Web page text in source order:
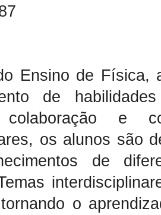
Ensino de Física,
de
colaboração e
os alunos são
de
o